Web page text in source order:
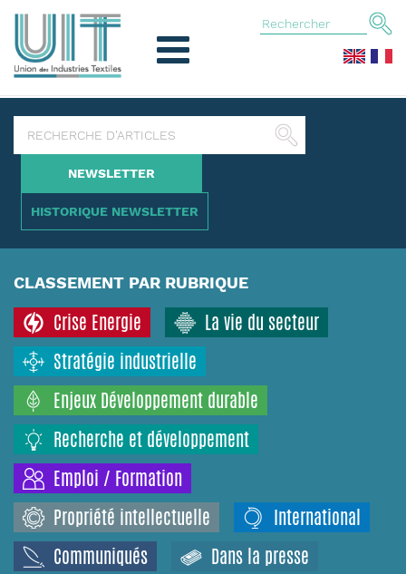
NEWSLETTER
HISTORIQUE NEWSLETTER
CLASSEMENT PAR RUBRIQUE
Crise Energie
La vie du secteur
Stratégie industrielle
Enjeux Développement durable
Recherche et développement
Emploi / Formation
Propriété intellectuelle
International
Communiqués
Dans la presse